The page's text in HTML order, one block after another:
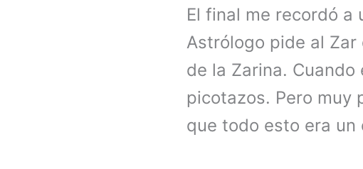
El final me recordó a
Astrólogo pide al Zar
de la Zarina.
picotazos. Pero muy
que todo esto era un